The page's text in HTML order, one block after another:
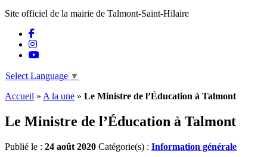
Site officiel de la mairie de Talmont-Saint-Hilaire
Select Language ▼
Accueil » A la une » Le Ministre de l’Éducation à Talmont
Le Ministre de l’Éducation à Talmont
Publié le : 24 août 2020 Catégorie(s) : Information générale